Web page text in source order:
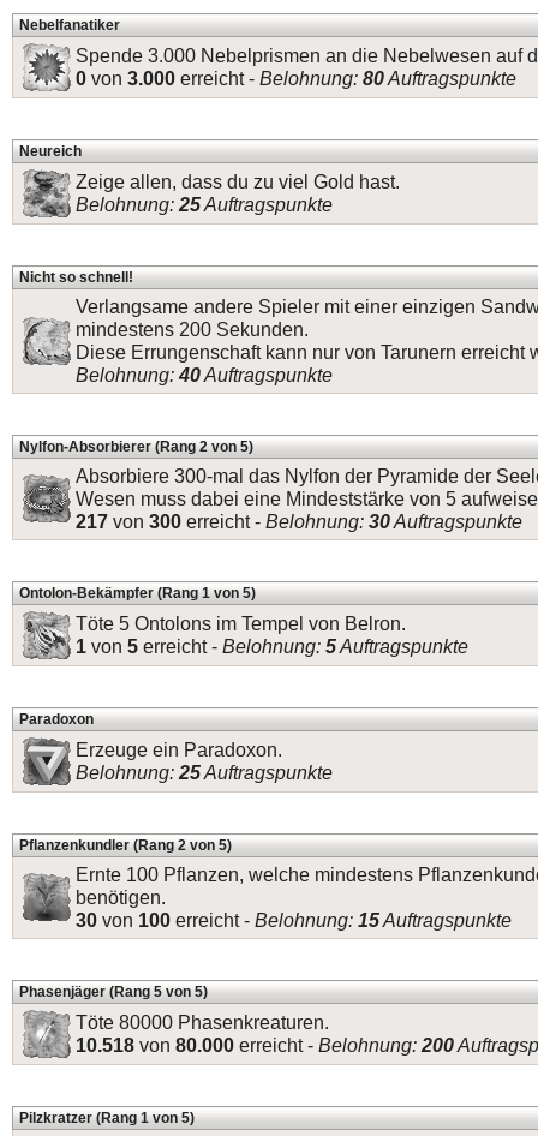
Nebelfanatiker
Spende 3.000 Nebelprismen an die Nebelwesen auf
0 von 3.000 erreicht - Belohnung: 80Auftragspunkte
Neureich
Zeige allen, dass du zu viel Gold hast.
Belohnung: 25Auftragspunkte
Nicht so schnell!
Verlangsame andere Spieler mit einer einzigen
mindestens 200 Sekunden.
Diese Errungenschaft kann nur von Tarunern erreicht
Belohnung:40Auftragspunkte
Nylfon-Absorbierer (Rang 2 von 5)
Absorbiere 300-mal das Nylfon der Pyramide der
Wesen muss dabei eine Mindeststärke von 5
217 von 300 erreicht - Belohnung: 30Auftragspunkte
Ontolon-Bekämpfer (Rang 1 von 5)
Töte 5 Ontolons im Tempel von Belron.
1 von 5 erreicht - Belohnung: 5Auftragspunkte
Paradoxon
Erzeuge ein Paradoxon.
Belohnung: 25Auftragspunkte
Pflanzenkundler (Rang 2 von 5)
Ernte 100 Pflanzen, welche mindestens
benötigen.
30 von 100 erreicht - Belohnung: 15Auftragspunkte
Phasenjäger (Rang 5 von 5)
Töte 80000 Phasenkreaturen.
10.518 von 80.000 erreicht - Belohnung: 200
Pilzkratzer (Rang 1 von 5)